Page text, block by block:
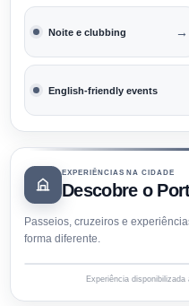
Noite e clubbing →
English-friendly events
EXPERIÊNCIAS NA CIDADE
Descobre o
Passeios, cruzeiros e
forma diferente.
Experiência